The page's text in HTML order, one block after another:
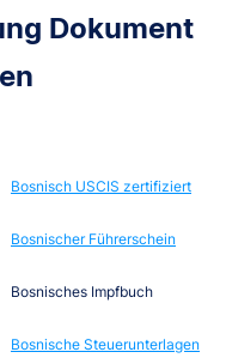
Dokument
Bosnisch USCIS zertifiziert
Bosnischer Führerschein
Bosnisches Impfbuch
Bosnische Steuerunterlagen